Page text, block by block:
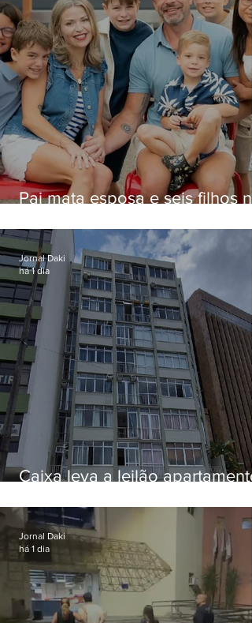
Pai mata esposa e seis filhos
Caixa leva a leilão apartamento
Botafogo
Jornal Daki
há 1 dia
Jornal Daki
há 1 dia